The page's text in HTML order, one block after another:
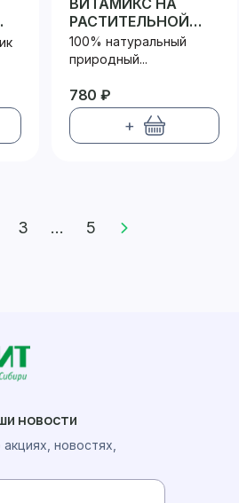
ВИТАМИКС НА
РАСТИТЕЛЬНОЙ
КЛЕТЧАТКЕ
100% натуральный
природный...
780 ₽
+
3 ... 5
новости
новостях,